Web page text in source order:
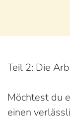
Teil 2: Die
Möchtest du
einen